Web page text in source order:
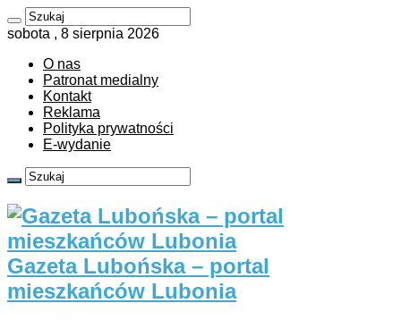
sobota , 8 sierpnia 2026
O nas
Patronat medialny
Kontakt
Reklama
Polityka prywatności
E-wydanie
Gazeta Lubońska – portal
mieszkańców Lubonia